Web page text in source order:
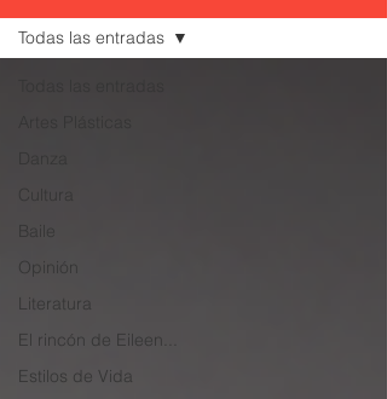
Baile
Opinión
Literatura
El rincón de Eileen...
Estilos de Vida
Todas las entradas